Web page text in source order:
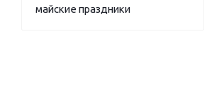
майские праздники